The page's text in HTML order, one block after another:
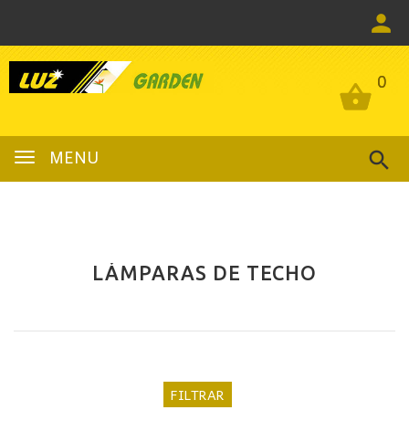
0
MENU
0
LÁMPARAS DE TECHO
FILTRAR